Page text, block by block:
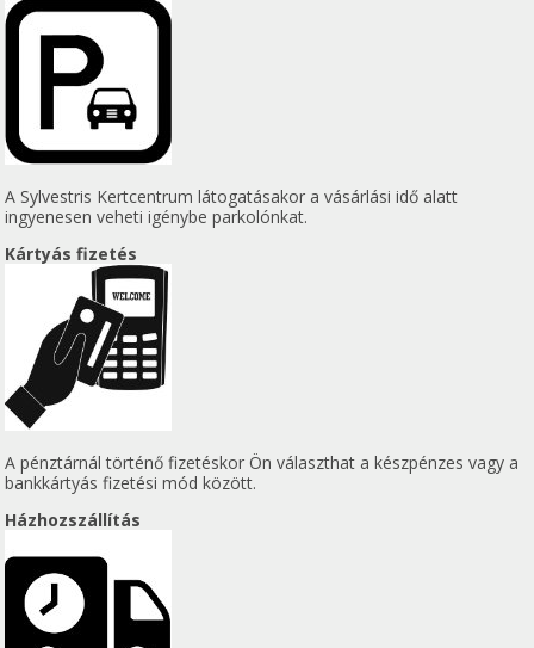
A Sylvestris Kertcentrum látogatásakor a vásárlási idő alatt
ingyenesen veheti igénybe parkolónkat.
Kártyás fizetés
A pénztárnál történő fizetéskor Ön választhat a készpénzes vagy a
bankkártyás fizetési mód között.
Házhozszállítás